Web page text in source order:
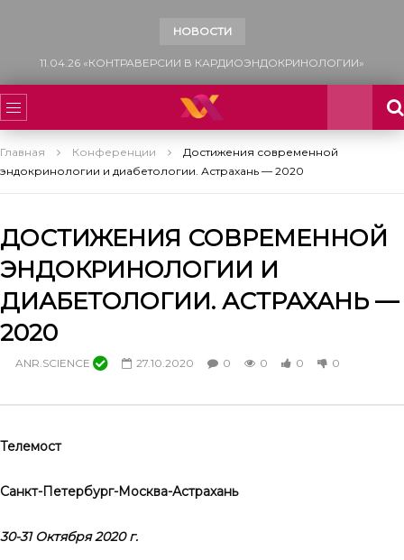
НОВОСТИ
Главная Конференции
Достижения современной
эндокринологии и диабетологии. Астрахань — 2020
ДОСТИЖЕНИЯ СОВРЕМЕННОЙ
ЭНДОКРИНОЛОГИИ И
ДИАБЕТОЛОГИИ. АСТРАХАНЬ —
2020
ANR.SCIENCE 27.10.2020 0 0 0 0
Телемост
Санкт-Петербург-Москва-Астрахань
30-31 Октября 2020 г.